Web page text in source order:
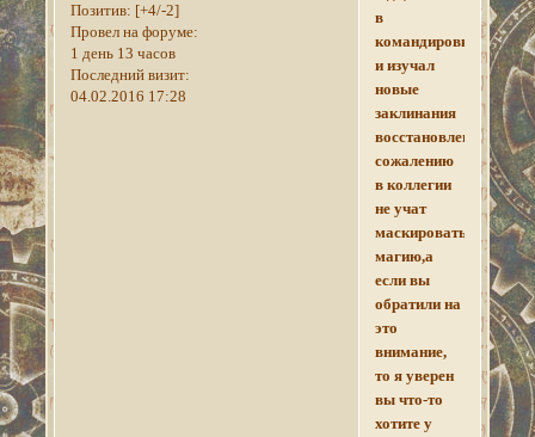
Позитив: [+4/-2]
Провел на форуме:
1 день 13 часов
Последний визит:
04.02.2016 17:28
в
командировке,
и изучал
новые
заклинания
восстановления.К
сожалению
в коллегии
не учат
маскировать
магию,а
если вы
обратили на
это
внимание,
то я уверен
вы что-то
хотите у